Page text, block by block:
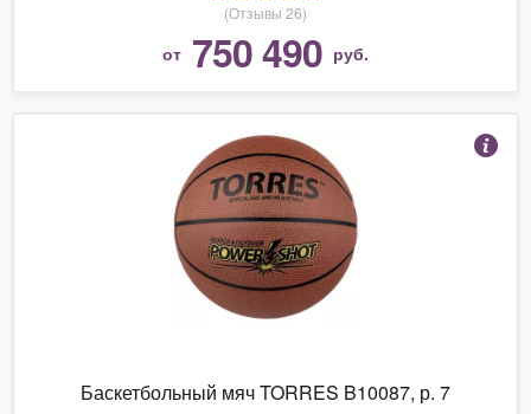
(Отзывы 26)
от 750 490 руб.
Баскетбольный мяч TORRES B10087, р. 7